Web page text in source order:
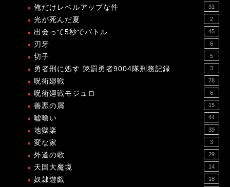
俺だけレベルアップな件 31
光が死んだ夏 2
出会って5秒でバトル 45
刃牙 6
切子 5
勇者刑に処す 懲罰勇者9004隊刑務記録 3
呪術廻戦 78
呪術廻戦モジュロ 6
善悪の屑 15
嘘喰い 44
地獄楽 39
変な家 3
外道の歌 29
天国大魔境 14
奴隷遊戯 18